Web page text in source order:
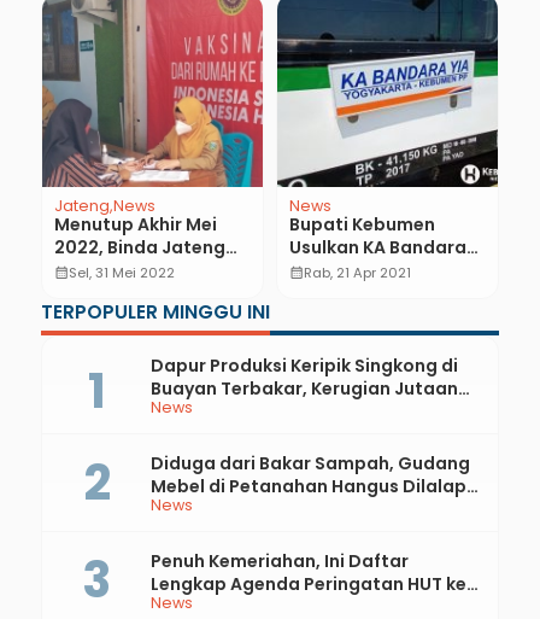
Jateng News
Menutup Akhir Mei
2022, Binda Jateng
Lanjutkan Vaksinasi
Kabupaten/Kota
calendar_monthSel, 31 Mei 2022
News
Bupati Kebumen
Usulkan KA Bandara
YIA Sampai Stasiun
calendar_monthRab, 21 Apr 2021
TERPOPULER MINGGU INI
News
Dapur Produksi Keripik Singkong di
Buayan Terbakar, Kerugian Jutaan
Rupiah
News
Diduga dari Bakar Sampah, Gudang
Mebel di Petanahan Hangus Dilalap
Api
News
Penuh Kemeriahan, Ini Daftar
Lengkap Agenda Peringatan HUT ke-
81 RI dan Hari Jadi ke-397 Kabupaten